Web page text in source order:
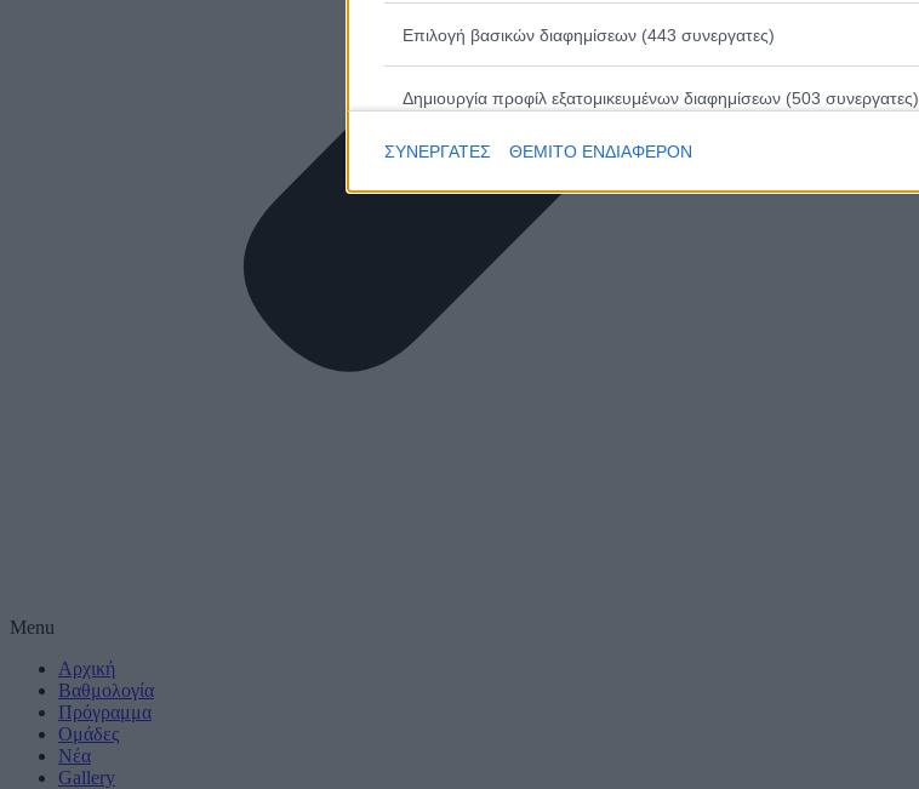
Επιλογή βασικών διαφημίσεων (443 συνεργατες)
Δημιουργία προφίλ εξατομικευμένων διαφημίσεων (503 συνεργατες)
Επιλογή εξατομικευμένων διαφημίσεων (502 συνεργατες)
Δημιουργία προφίλ εξατομικευμένου περιεχομένου (230 συνεργατες)
Επιλογή εξατομικευμένου περιεχομένου (210 συνεργατες)
Μέτρηση απόδοσης διαφημίσεων (466 συνεργατες)
ΣΥΝΕΡΓΑΤΕΣ ΘΕΜΙΤΟ ΕΝΔΙΑΦΕΡΟΝ
Menu
Αρχική
Βαθμολογία
Πρόγραμμα
Ομάδες
Νέα
Gallery